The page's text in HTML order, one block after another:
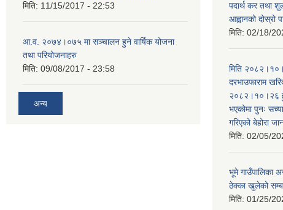
मिति: 11/15/2017 - 22:53
आ.व. २०७४।०७५ मा सञ्चालन हुने वार्षिक योजना
तथा परियोजनाहरु
मिति: 09/08/2017 - 23:58
अन्य
पदार्थ कर तथा
आह्वानको
मिति: 02/18/
मिति
दरभाउफाराम
२०८२।१०।२६
भएकोमा पुनः
गरिएको बेहोरा
मिति: 02/05/
भूमे गाउँपालिका
ठेक्का खुलेको
मिति: 01/25/